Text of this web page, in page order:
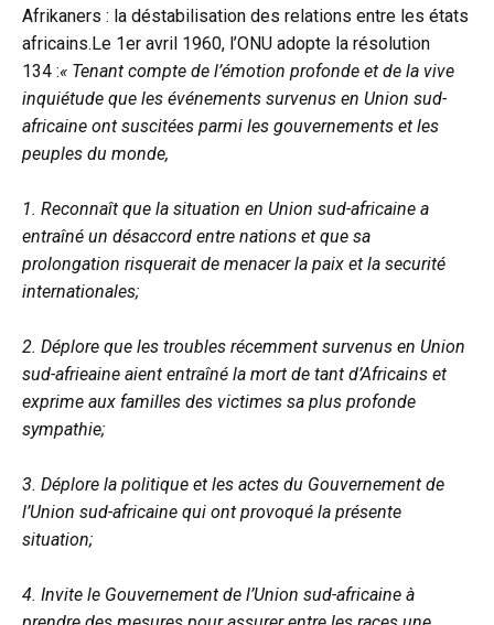
Afrikaners : la déstabilisation des relations entre les états
africains.Le 1er avril 1960, l’ONU adopte la résolution
134 :« Tenant compte de l’émotion profonde et de la vive
inquiétude que les événements survenus en Union sud-
africaine ont suscitées parmi les gouvernements et les
peuples du monde,
1. Reconnaît que la situation en Union sud-africaine a
entraîné un désaccord entre nations et que sa
prolongation risquerait de menacer la paix et la securité
internationales;
2. Déplore que les troubles récemment survenus en Union
sud-afrieaine aient entraîné la mort de tant d’Africains et
exprime aux familles des victimes sa plus profonde
sympathie;
3. Déplore la politique et les actes du Gouvernement de
l’Union sud-africaine qui ont provoqué la présente
situation;
4. Invite le Gouvernement de l’Union sud-africaine à